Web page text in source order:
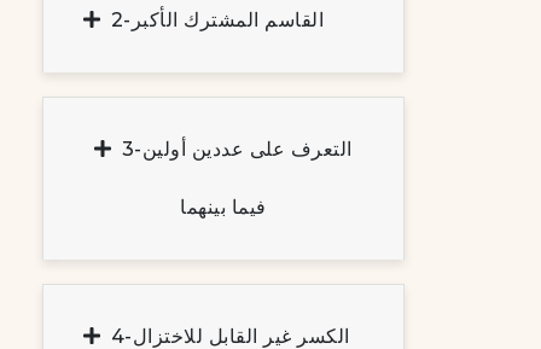
2-القاسم المشترك الأكبر
3-التعرف على عددين أولين
فيما بينهما
4-الكسر غير القابل للاختزال